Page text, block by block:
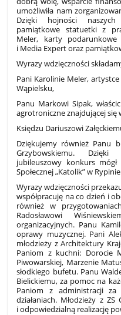
umożliwiła nam
Dzięki hojności
pamiątkowe statuetki z
Meler, karty podarunkowe
i Media Expert oraz
Wyrazy wdzięczności
Pani Karolinie Meler,
Wąpielsku,
Panu Markowi Sipak,
agrotroniczne znajdującej się
Księdzu Dariuszowi
Dziękujemy również Panu
Grzybowskiemu.
jubileuszowy konkurs
Społecznej „Katolik” w
Wyrazy wdzięczności
współpracuję na co dzień i
również w
Radosławowi
organizacyjnych. Panu
oprawy muzycznej. Pani
młodzieży z Architektury
Paniom z kuchni: Dorocie
Piwowarskiej, Marzenie
słodkiego bufetu. Panu
Bielickiemu, za pomoc na
Paniom z administracji
działaniach. Młodzieży z
i odpowiedzialną realizację